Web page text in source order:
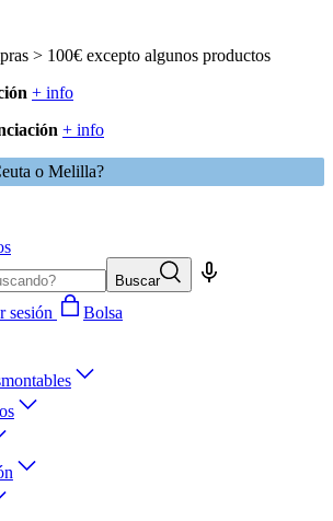
> 100€ excepto algunos productos
+ info
+ info
o Melilla?
Buscar
sesión
Bolsa